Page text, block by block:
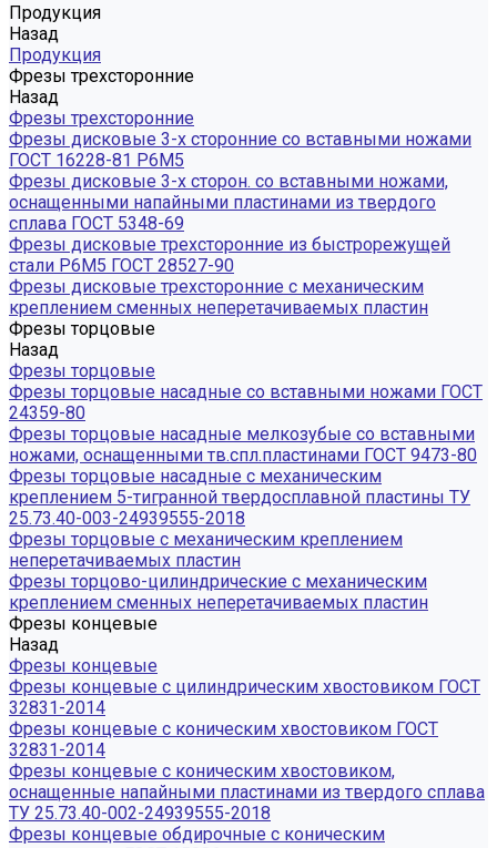
Продукция
Назад
Продукция
Фрезы трехсторонние
Назад
Фрезы трехсторонние
Фрезы дисковые 3-х сторонние со вставными ножами
ГОСТ 16228-81 Р6М5
Фрезы дисковые 3-х сторон. со вставными ножами,
оснащенными напайными пластинами из твердого
сплава ГОСТ 5348-69
Фрезы дисковые трехсторонние из быстрорежущей
стали Р6М5 ГОСТ 28527-90
Фрезы дисковые трехсторонние с механическим
креплением сменных неперетачиваемых пластин
Фрезы торцовые
Назад
Фрезы торцовые
Фрезы торцовые насадные со вставными ножами ГОСТ
24359-80
Фрезы торцовые насадные мелкозубые со вставными
ножами, оснащенными тв.спл.пластинами ГОСТ 9473-80
Фрезы торцовые насадные с механическим
креплением 5-тигранной твердосплавной пластины ТУ
25.73.40-003-24939555-2018
Фрезы торцовые с механическим креплением
неперетачиваемых пластин
Фрезы торцово-цилиндрические с механическим
креплением сменных неперетачиваемых пластин
Фрезы концевые
Назад
Фрезы концевые
Фрезы концевые с цилиндрическим хвостовиком ГОСТ
32831-2014
Фрезы концевые с коническим хвостовиком ГОСТ
32831-2014
Фрезы концевые с коническим хвостовиком,
оснащенные напайными пластинами из твердого сплава
ТУ 25.73.40-002-24939555-2018
Фрезы концевые обдирочные с коническим